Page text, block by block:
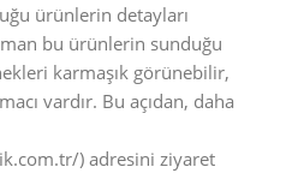
ürünlerin detayları
bu ürünlerin sunduğu
karmaşık görünebilir,
vardır. Bu açıdan, daha
) adresini ziyaret